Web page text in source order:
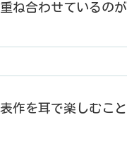
ね合わせているのが
作を耳で楽しむこ